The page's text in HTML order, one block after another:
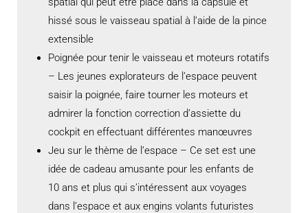
hissé sous le vaisseau spatial à l’aide de la pince
extensible
Poignée pour tenir le vaisseau et moteurs rotatifs
– Les jeunes explorateurs de l’espace peuvent
saisir la poignée, faire tourner les moteurs et
admirer la fonction correction d’assiette du
cockpit en effectuant différentes manœuvres
Jeu sur le thème de l’espace – Ce set est une
idée de cadeau amusante pour les enfants de
10 ans et plus qui s’intéressent aux voyages
dans l’espace et aux engins volants futuristes